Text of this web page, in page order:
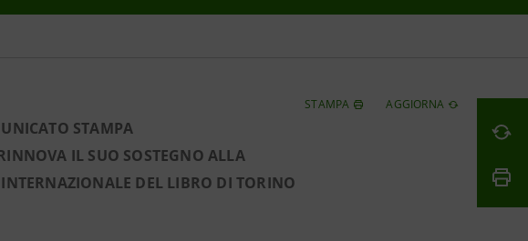
STAMPA AGGIORNA
STAMPA
IL SUO SOSTEGNO ALLA
DEL LIBRO DI TORINO